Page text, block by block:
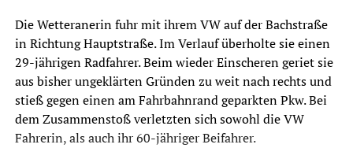
Die Wetteranerin fuhr mit ihrem VW auf der Bachstraße
in Richtung Hauptstraße. Im Verlauf überholte sie einen
29-jährigen Radfahrer. Beim wieder Einscheren geriet sie
aus bisher ungeklärten Gründen zu weit nach rechts und
stieß gegen einen am Fahrbahnrand geparkten Pkw. Bei
dem Zusammenstoß verletzten sich sowohl die VW
Fahrerin, als auch ihr 60-jähriger Beifahrer.